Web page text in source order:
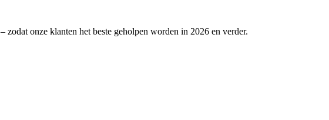
– zodat onze klanten het beste geholpen worden in 2026 en verder.